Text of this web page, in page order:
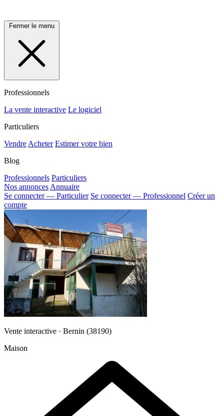
Fermer le menu
Professionnels
La vente interactive Le logiciel
Particuliers
Vendre Acheter Estimer votre bien
Blog
Professionnels Particuliers
Nos annonces Annuaire
Se connecter — Particulier Se connecter — Professionnel Créer un
compte
Vente interactive · Bernin (38190)
Maison